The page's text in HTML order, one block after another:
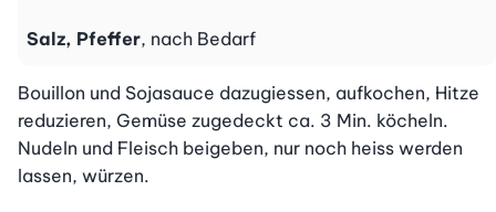
Salz, Pfeffer, nach Bedarf
Bouillon und Sojasauce dazugiessen, aufkochen, Hitze
reduzieren, Gemüse zugedeckt ca. 3 Min. köcheln.
Nudeln und Fleisch beigeben, nur noch heiss werden
lassen, würzen.